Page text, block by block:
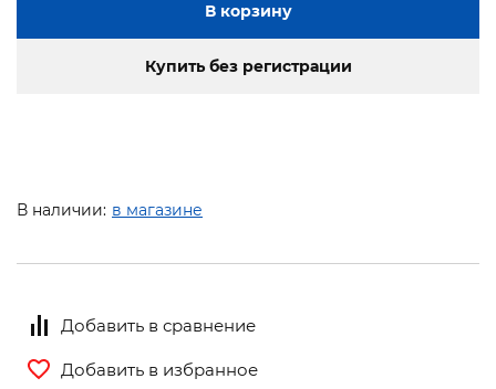
В корзину
Купить без регистрации
В наличии: в магазине
Добавить в сравнение
Добавить в избранное